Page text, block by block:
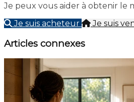
Je peux vous aider à obtenir le
Je suis acheteur
Je suis
Articles connexes